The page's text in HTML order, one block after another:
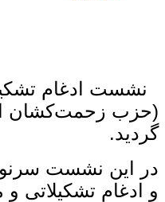
نشست ادغام
گردید.
در این نشست
و ادغام تشکیلاتی